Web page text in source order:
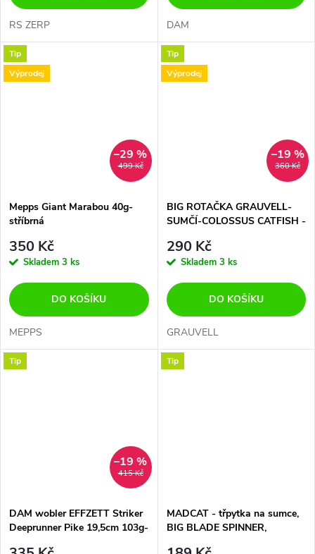
RS ZERP DAM
Tip
Výprodej
499 Kč
–29 %
Mepps Giant Marabou 40g-
stříbrná
350 Kč
Skladem 3 ks
DO KOŠÍKU
MEPPS
Tip
Výprodej
360 Kč
–19 %
BIG ROTAČKA GRAUVELL-
SUMČÍ-COLOSSUS CATFISH -
FIRETIGER
290 Kč
Skladem 3 ks
DO KOŠÍKU
GRAUVELL
Tip
415 Kč
–19 %
DAM wobler EFFZETT Striker
Deeprunner Pike 19,5cm 103g-
Tip
MADCAT - třpytka na sumce,
BIG BLADE SPINNER,